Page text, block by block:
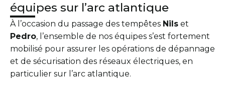
équipes sur l’arc atlantique
À l’occasion du passage des tempêtes Nilset
Pedro, l’ensemble de nos équipes s’est fortement
mobilisé pour assurer les opérations de dépannage
et de sécurisation des réseaux électriques, en
particulier sur l’arc atlantique.